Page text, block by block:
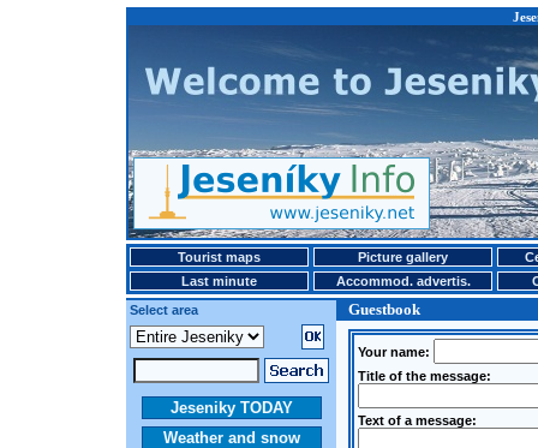
Tourist maps Picture gallery
Last minute
Accommod. advertis.
Select area
Guestbook
Jeseniky TODAY
Weather and snow
Your name:
Title of the message:
Text of a message: